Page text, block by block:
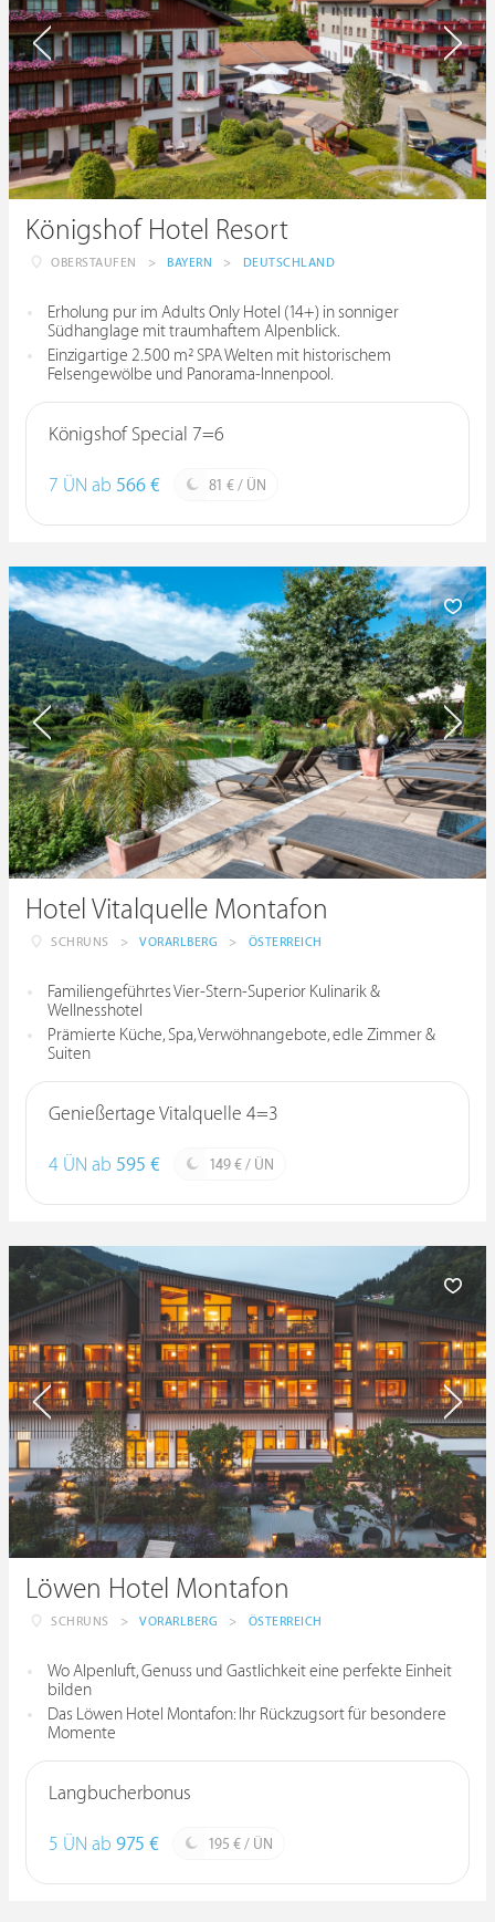
Königshof Hotel Resort
OBERSTAUFEN > BAYERN > DEUTSCHLAND
Erholung pur im Adults Only Hotel (14+) in sonniger
Südhanglage mit traumhaftem Alpenblick.
Einzigartige 2.500 m² SPA Welten mit historischem
Felsengewölbe und Panorama-Innenpool.
Königshof Special 7=6
7 ÜN ab 566 € 81 € / ÜN
Hotel Vitalquelle Montafon
SCHRUNS > VORARLBERG > ÖSTERREICH
Familiengeführtes Vier-Stern-Superior Kulinarik &
Wellnesshotel
Prämierte Küche, Spa, Verwöhnangebote, edle Zimmer &
Suiten
Genießertage Vitalquelle 4=3
4 ÜN ab 595 € 149 € / ÜN
Löwen Hotel Montafon
SCHRUNS > VORARLBERG > ÖSTERREICH
Wo Alpenluft, Genuss und Gastlichkeit eine perfekte Einheit
bilden
Das Löwen Hotel Montafon: Ihr Rückzugsort für besondere
Momente
Langbucherbonus
5 ÜN ab 975 € 195 € / ÜN